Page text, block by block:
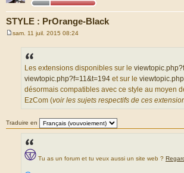
STYLE : PrOrange-Black
sam. 11 juil. 2015 08:24
Les extensions disponibles sur le
viewtopic.php?f=11&t=194 et sur le
désormais compatibles avec ce style au moyen
EzCom (voir les sujets respectifs de ces
Traduire en
Tu as un forum et tu veux aussi un site web ?